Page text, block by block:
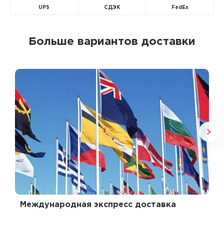
UPS СДЭК FedEx
Больше вариантов доставки
Международная экспресс доставка